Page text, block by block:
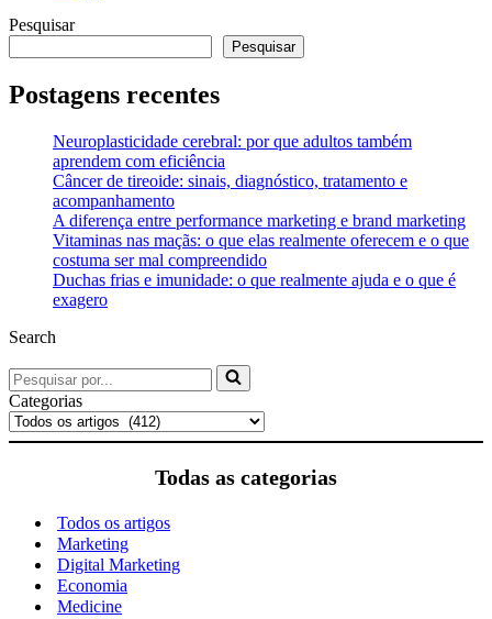
Pesquisar
Pesquisar
Postagens recentes
Neuroplasticidade cerebral: por que adultos também
aprendem com eficiência
Câncer de tireoide: sinais, diagnóstico, tratamento e
acompanhamento
A diferença entre performance marketing e brand marketing
Vitaminas nas maçãs: o que elas realmente oferecem e o que
costuma ser mal compreendido
Duchas frias e imunidade: o que realmente ajuda e o que é
exagero
Search
Pesquisar
por...
Categorias
Todas as categorias
Todos os artigos
Marketing
Digital Marketing
Economia
Medicine